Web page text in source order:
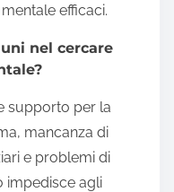
efficaci.
nel cercare
supporto per la
mancanza di
e problemi di
impedisce agli